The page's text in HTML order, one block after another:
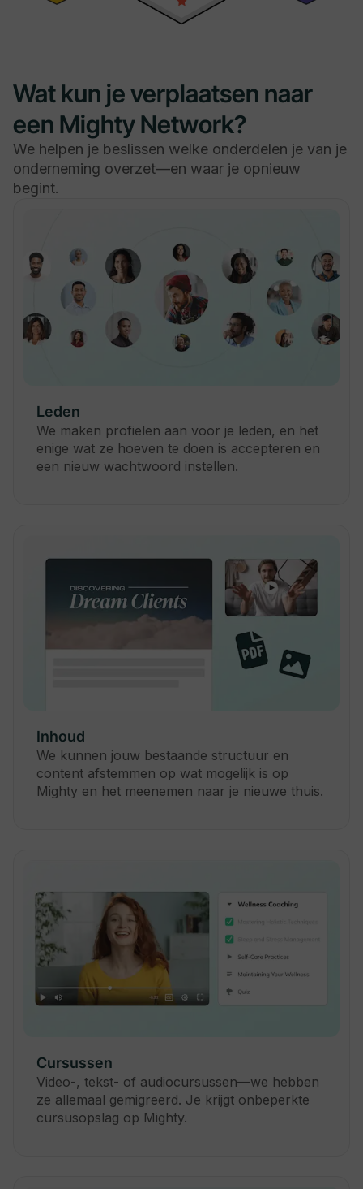
Wat kun je verplaatsen naar
een Mighty Network?
We helpen je beslissen welke onderdelen je van je
onderneming overzet—en waar je opnieuw
begint.
Leden
We maken profielen aan voor je leden, en het
enige wat ze hoeven te doen is accepteren en
een nieuw wachtwoord instellen.
Inhoud
We kunnen jouw bestaande structuur en
content afstemmen op wat mogelijk is op
Mighty en het meenemen naar je nieuwe thuis.
Cursussen
Video-, tekst- of audiocursussen—we hebben
ze allemaal gemigreerd. Je krijgt onbeperkte
cursusopslag op Mighty.